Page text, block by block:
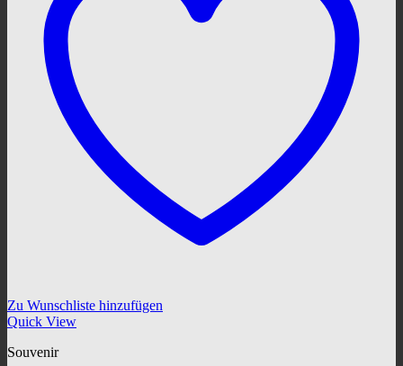
Zu Wunschliste hinzufügen
Quick View
Souvenir